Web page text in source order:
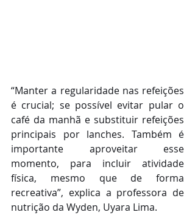
“Manter a regularidade nas refeições
é crucial; se possível evitar pular o
café da manhã e substituir refeições
principais por lanches. Também é
importante aproveitar esse
momento, para incluir atividade
física, mesmo que de forma
recreativa”, explica a professora de
nutrição da Wyden, Uyara Lima.